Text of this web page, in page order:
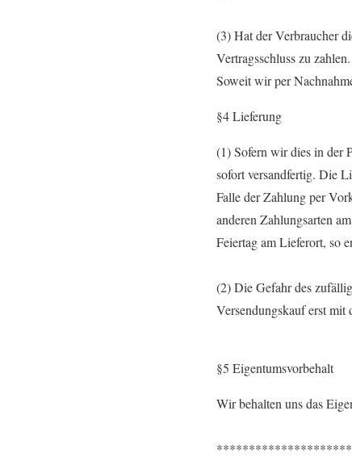
(3) Hat der Verbraucher
Vertragsschluss zu zahlen.
Soweit wir per
§4 Lieferung
(1) Sofern wir dies in der
sofort versandfertig. Die
Falle der Zahlung per
anderen Zahlungsarten
Feiertag am Lieferort, so
(2) Die Gefahr des
Versendungskauf erst mit
§5 Eigentumsvorbehalt
Wir behalten uns das